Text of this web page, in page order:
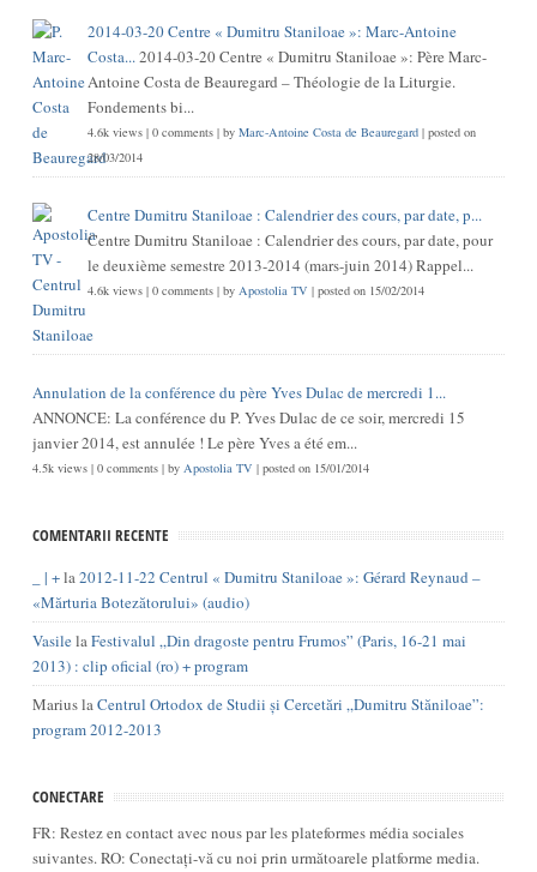
2014-03-20 Centre « Dumitru Staniloae »: Marc-Antoine
Costa...2014-03-20 Centre « Dumitru Staniloae »: Père Marc-
Antoine Costa de Beauregard – Théologie de la Liturgie.
Fondements bi...
4.6k views| 0 comments| by Marc-Antoine Costa de Beauregard| posted on
28/03/2014
Centre Dumitru Staniloae : Calendrier des cours, par date, p...
Centre Dumitru Staniloae : Calendrier des cours, par date, pour
le deuxième semestre 2013-2014 (mars-juin 2014) Rappel...
4.6k views| 0 comments| by Apostolia TV | posted on 15/02/2014
Annulation de la conférence du père Yves Dulac de mercredi 1...
ANNONCE: La conférence du P. Yves Dulac de ce soir, mercredi 15
janvier 2014, est annulée ! Le père Yves a été em...
4.5k views| 0 comments| by Apostolia TV | posted on 15/01/2014
COMENTARII RECENTE
_ | +la2012-11-22 Centrul « Dumitru Staniloae »: Gérard Reynaud –
«Mărturia Botezătorului» (audio)
VasilelaFestivalul „Din dragoste pentru Frumos” (Paris, 16-21 mai
2013) : clip oficial (ro) + program
MariuslaCentrul Ortodox de Studii și Cercetări „Dumitru Stăniloae”:
program 2012-2013
CONECTARE
FR: Restez en contact avec nous par les plateformes média sociales
suivantes. RO: Conectați-vă cu noi prin următoarele platforme media.